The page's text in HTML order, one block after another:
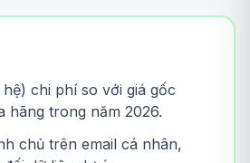
chi phí so với giá gốc
hãng trong năm 2026.
chủ trên email cá nhân,